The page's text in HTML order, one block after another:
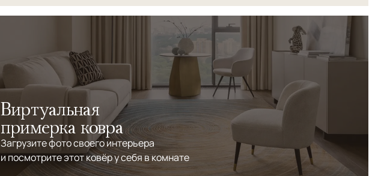
Виртуальная
примерка ковра
Загрузите фото своего интерьера
и посмотрите этот ковёр у себя в комнате